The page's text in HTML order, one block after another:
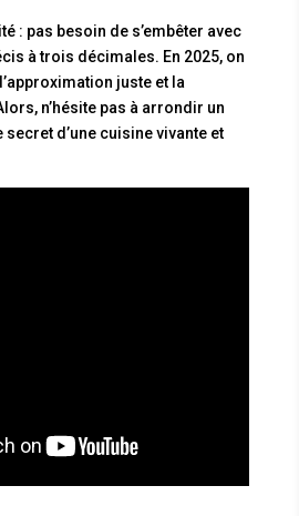
: pas besoin de s’embêter avec
à trois décimales. En 2025, on
juste et la
n’hésite pas à arrondir un
secret d’une cuisine vivante et